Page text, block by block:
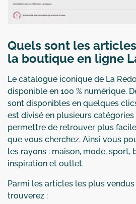
Quels sont les
la boutique en ligne
Le catalogue iconique de La
disponible en 100 % numérique.
sont disponibles en quelques
est divisé en plusieurs catégories
permettre de retrouver plus
que vous cherchez. Ainsi vous
les rayons : maison, mode, sport,
inspiration et outlet.
Parmi les articles les plus
trouverez :